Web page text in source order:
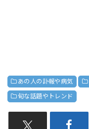
あの人の訃報や病気
旬な話題やトレンド